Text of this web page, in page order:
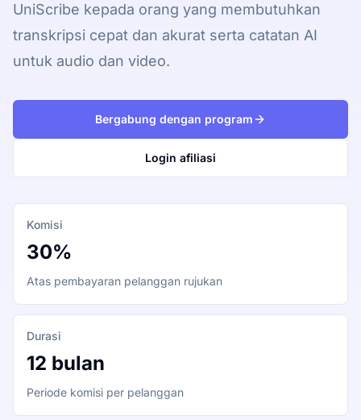
UniScribe kepada orang yang membutuhkan
transkripsi cepat dan akurat serta catatan AI
untuk audio dan video.
Bergabung dengan program
Login afiliasi
Komisi
30%
Atas pembayaran pelanggan rujukan
Durasi
12 bulan
Periode komisi per pelanggan